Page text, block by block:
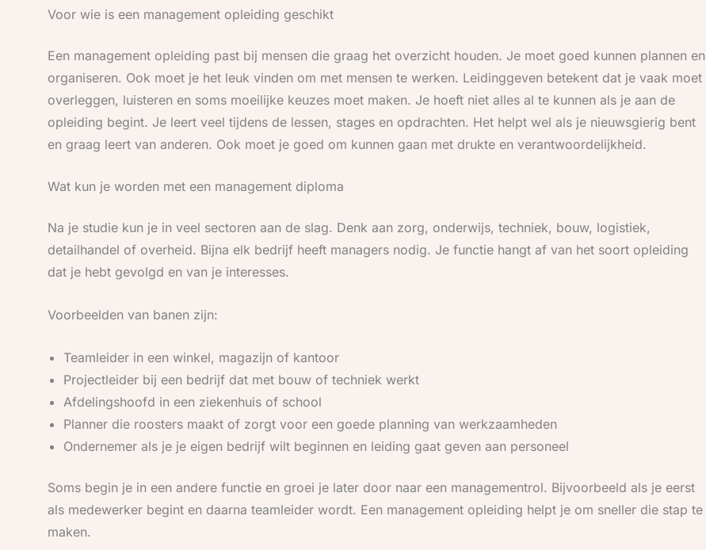
Voor wie is een management opleiding geschikt
Een management opleiding past bij mensen die graag het overzicht houden. Je moet goed kunnen plannen en
organiseren. Ook moet je het leuk vinden om met mensen te werken. Leidinggeven betekent dat je vaak moet
overleggen, luisteren en soms moeilijke keuzes moet maken. Je hoeft niet alles al te kunnen als je aan de
opleiding begint. Je leert veel tijdens de lessen, stages en opdrachten. Het helpt wel als je nieuwsgierig bent
en graag leert van anderen. Ook moet je goed om kunnen gaan met drukte en verantwoordelijkheid.
Wat kun je worden met een management diploma
Na je studie kun je in veel sectoren aan de slag. Denk aan zorg, onderwijs, techniek, bouw, logistiek,
detailhandel of overheid. Bijna elk bedrijf heeft managers nodig. Je functie hangt af van het soort opleiding
dat je hebt gevolgd en van je interesses.
Voorbeelden van banen zijn:
Teamleider in een winkel, magazijn of kantoor
Projectleider bij een bedrijf dat met bouw of techniek werkt
Afdelingshoofd in een ziekenhuis of school
Planner die roosters maakt of zorgt voor een goede planning van werkzaamheden
Ondernemer als je je eigen bedrijf wilt beginnen en leiding gaat geven aan personeel
Soms begin je in een andere functie en groei je later door naar een managementrol. Bijvoorbeeld als je eerst
als medewerker begint en daarna teamleider wordt. Een management opleiding helpt je om sneller die stap te
maken.